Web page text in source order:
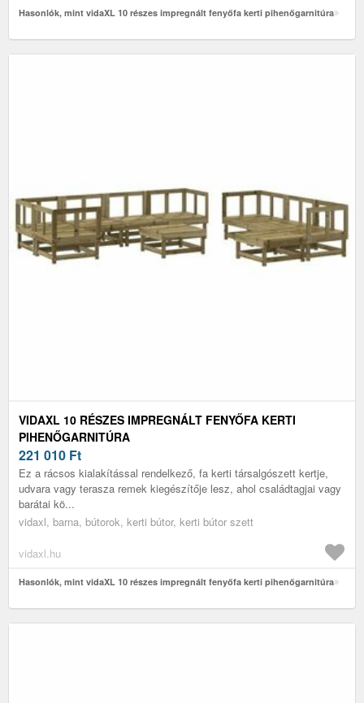
Hasonlók, mint vidaXL 10 részes impregnált fenyőfa kerti pihenőgarnitúra
VIDAXL 10 RÉSZES IMPREGNÁLT FENYŐFA KERTI
PIHENŐGARNITÚRA
221 010 Ft
Ez a rácsos kialakítással rendelkező, fa kerti társalgószett kertje,
udvara vagy terasza remek kiegészítője lesz, ahol családtagjai vagy
barátai kö...
vidaxl, barna, bútorok, kerti bútor, kerti bútor szett
vidaxl.hu
Hasonlók, mint vidaXL 10 részes impregnált fenyőfa kerti pihenőgarnitúra